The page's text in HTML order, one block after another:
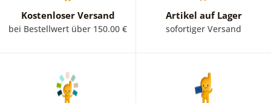
Kostenloser Versand
bei Bestellwert über 150.00 €
Artikel auf Lager
sofortiger Versand